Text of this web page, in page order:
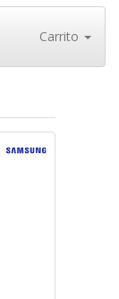
Carrito